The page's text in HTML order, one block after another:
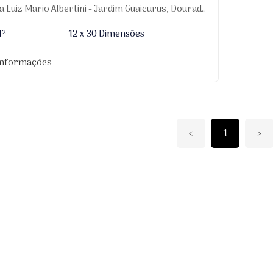
Luiz Mario Albertini - Jardim Guaicurus, Dourados-MS
12 x 30 Dimensões
‹ 1 ›